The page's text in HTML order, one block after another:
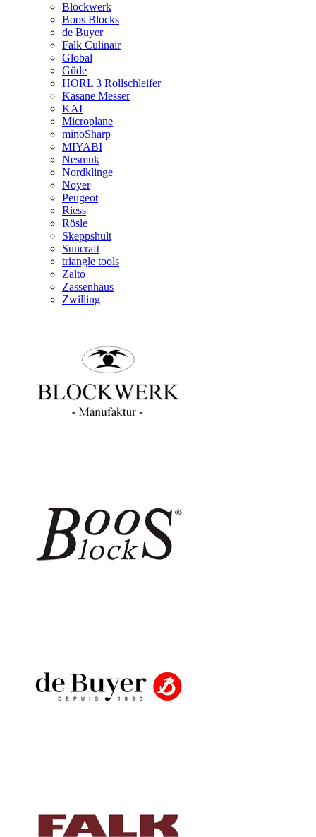
Blockwerk
Boos Blocks
de Buyer
Falk Culinair
Global
Güde
HORL 3 Rollschleifer
Kasane Messer
KAI
Microplane
minoSharp
MIYABI
Nesmuk
Nordklinge
Noyer
Peugeot
Riess
Rösle
Skeppshult
Suncraft
triangle tools
Zalto
Zassenhaus
Zwilling